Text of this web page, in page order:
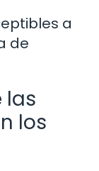
a
de
las
los